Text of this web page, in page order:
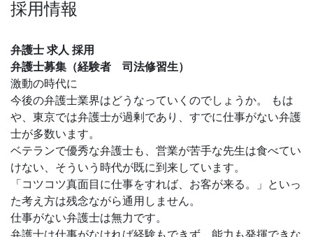
採用情報
弁護士 求人 採用
弁護士募集（経験者 司法修習生）
激動の時代に
今後の弁護士業界はどうなっていくのでしょうか。 もは
や、東京では弁護士が過剰であり、すでに仕事がない弁護
士が多数います。
ベテランで優秀な弁護士も、営業が苦手な先生は食べてい
けない、そういう時代が既に到来しています。
「コツコツ真面目に仕事をすれば、お客が来る。」といっ
た考え方は残念ながら通用しません。
仕事がない弁護士は無力です。
弁護士は仕事がなければ経験もできず、能力も発揮できな